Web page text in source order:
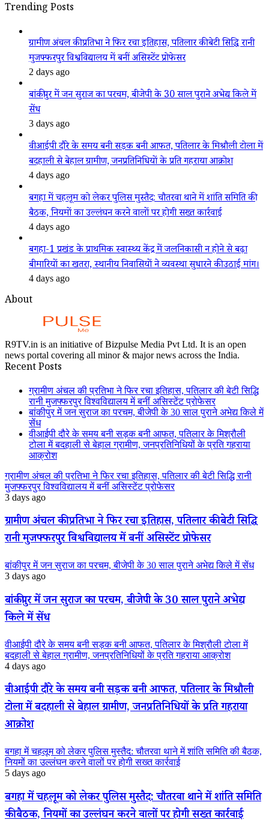
Trending Posts
ग्रामीण अंचल की प्रतिभा ने फिर रचा इतिहास, पतिलार की बेटी सिद्धि रानी
मुजफ्फरपुर विश्वविद्यालय में बनीं असिस्टेंट प्रोफेसर
2 days ago
बांकीपुर में जन सुराज का परचम, बीजेपी के 30 साल पुराने अभेद्य किले में
सेंध
3 days ago
वीआईपी दौरे के समय बनी सड़क बनी आफत, पतिलार के मिश्रौली टोला में
बदहाली से बेहाल ग्रामीण, जनप्रतिनिधियों के प्रति गहराया आक्रोश
4 days ago
बगहा में चहलूम को लेकर पुलिस मुस्तैद: चौतरवा थाने में शांति समिति की
बैठक, नियमों का उल्लंघन करने वालों पर होगी सख्त कार्रवाई
4 days ago
बगहा-1 प्रखंड के प्राथमिक स्वास्थ्य केंद्र में जलनिकासी न होने से बढ़ा
बीमारियों का खतरा, स्थानीय निवासियों ने व्यवस्था सुधारने की उठाई मांग।
4 days ago
About
R9TV.in is an initiative of Bizpulse Media Pvt Ltd. It is an open
news portal covering all minor & major news across the India.
Recent Posts
ग्रामीण अंचल की प्रतिभा ने फिर रचा इतिहास, पतिलार की बेटी सिद्धि
रानी मुजफ्फरपुर विश्वविद्यालय में बनीं असिस्टेंट प्रोफेसर
बांकीपुर में जन सुराज का परचम, बीजेपी के 30 साल पुराने अभेद्य किले में
सेंध
वीआईपी दौरे के समय बनी सड़क बनी आफत, पतिलार के मिश्रौली
टोला में बदहाली से बेहाल ग्रामीण, जनप्रतिनिधियों के प्रति गहराया
आक्रोश
ग्रामीण अंचल की प्रतिभा ने फिर रचा इतिहास, पतिलार की बेटी सिद्धि रानी
मुजफ्फरपुर विश्वविद्यालय में बनीं असिस्टेंट प्रोफेसर
3 days ago
ग्रामीण अंचल की प्रतिभा ने फिर रचा इतिहास, पतिलार की बेटी सिद्धि
रानी मुजफ्फरपुर विश्वविद्यालय में बनीं असिस्टेंट प्रोफेसर
बांकीपुर में जन सुराज का परचम, बीजेपी के 30 साल पुराने अभेद्य किले में सेंध
3 days ago
बांकीपुर में जन सुराज का परचम, बीजेपी के 30 साल पुराने अभेद्य
किले में सेंध
वीआईपी दौरे के समय बनी सड़क बनी आफत, पतिलार के मिश्रौली टोला में
बदहाली से बेहाल ग्रामीण, जनप्रतिनिधियों के प्रति गहराया आक्रोश
4 days ago
वीआईपी दौरे के समय बनी सड़क बनी आफत, पतिलार के मिश्रौली
टोला में बदहाली से बेहाल ग्रामीण, जनप्रतिनिधियों के प्रति गहराया
आक्रोश
बगहा में चहलूम को लेकर पुलिस मुस्तैद: चौतरवा थाने में शांति समिति की बैठक,
नियमों का उल्लंघन करने वालों पर होगी सख्त कार्रवाई
5 days ago
बगहा में चहलूम को लेकर पुलिस मुस्तैद: चौतरवा थाने में शांति समिति
की बैठक, नियमों का उल्लंघन करने वालों पर होगी सख्त कार्रवाई